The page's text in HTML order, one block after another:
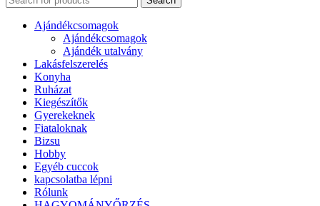
Ajándékcsomagok
Ajándékcsomagok
Ajándék utalvány
Lakásfelszerelés
Konyha
Ruházat
Kiegészítők
Gyerekeknek
Fiataloknak
Bizsu
Hobby
Egyéb cuccok
kapcsolatba lépni
Rólunk